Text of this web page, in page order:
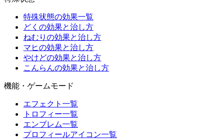
特殊状態の効果一覧
どくの効果と治し方
ねむりの効果と治し方
マヒの効果と治し方
やけどの効果と治し方
こんらんの効果と治し方
機能・ゲームモード
エフェクト一覧
トロフィー一覧
エンブレム一覧
プロフィールアイコン一覧